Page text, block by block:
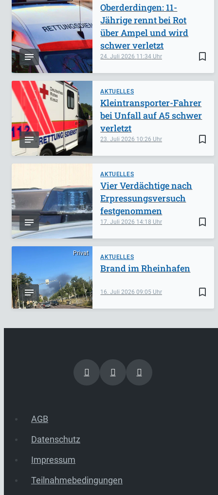
bookmark_border
24. Juli 2026 11:34
Oberderdingen: 11-
Jährige rennt bei Rot
über Ampel und wird
schwer verletzt
AKTUELLES
bookmark_border
23. Juli 2026 10:26
Kleintransporter-Fahrer
bei Unfall auf A5 schwer
verletzt
AKTUELLES
bookmark_border
17. Juli 2026 14:18
Vier Verdächtige nach
Erpressungsversuch
festgenommen
Privat
AKTUELLES
bookmark_border
16. Juli 202609:05
Brand im Rheinhafen
AGB
Datenschutz
Impressum
Teilnahmebedingungen